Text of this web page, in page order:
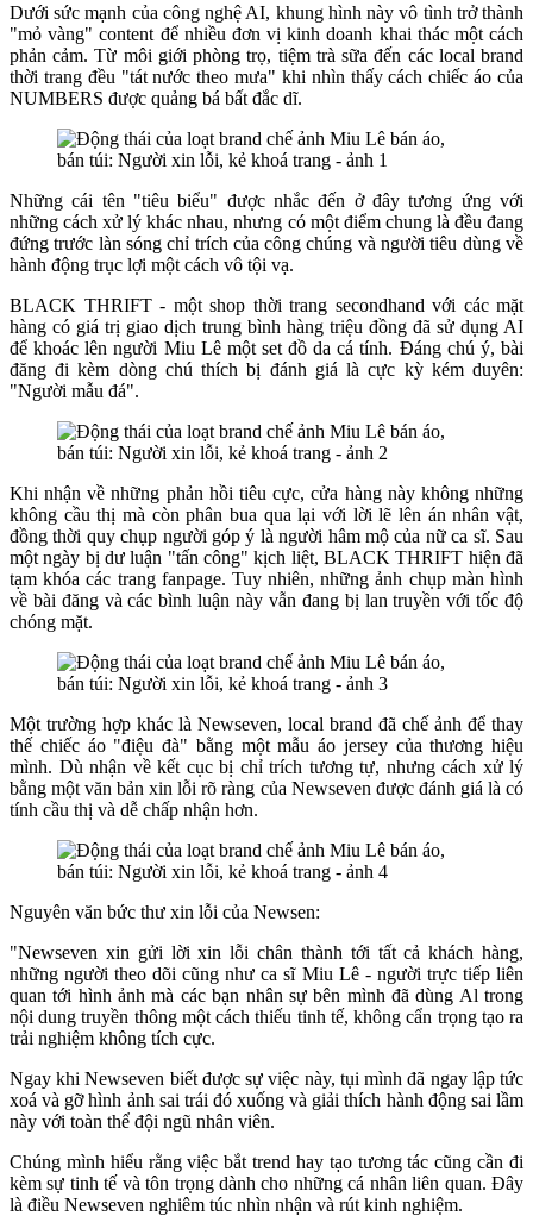
Dưới sức mạnh của công nghệ AI, khung hình này vô tình trở thành
"mỏ vàng" content để nhiều đơn vị kinh doanh khai thác một cách
phản cảm. Từ môi giới phòng trọ, tiệm trà sữa đến các local brand
thời trang đều "tát nước theo mưa" khi nhìn thấy cách chiếc áo của
NUMBERS được quảng bá bất đắc dĩ.
Những cái tên "tiêu biểu" được nhắc đến ở đây tương ứng với
những cách xử lý khác nhau, nhưng có một điểm chung là đều đang
đứng trước làn sóng chỉ trích của công chúng và người tiêu dùng về
hành động trục lợi một cách vô tội vạ.
BLACK THRIFT - một shop thời trang secondhand với các mặt
hàng có giá trị giao dịch trung bình hàng triệu đồng đã sử dụng AI
để khoác lên người Miu Lê một set đồ da cá tính. Đáng chú ý, bài
đăng đi kèm dòng chú thích bị đánh giá là cực kỳ kém duyên:
"Người mẫu đá".
Khi nhận về những phản hồi tiêu cực, cửa hàng này không những
không cầu thị mà còn phân bua qua lại với lời lẽ lên án nhân vật,
đồng thời quy chụp người góp ý là người hâm mộ của nữ ca sĩ. Sau
một ngày bị dư luận "tấn công" kịch liệt, BLACK THRIFT hiện đã
tạm khóa các trang fanpage. Tuy nhiên, những ảnh chụp màn hình
về bài đăng và các bình luận này vẫn đang bị lan truyền với tốc độ
chóng mặt.
Một trường hợp khác là Newseven, local brand đã chế ảnh để thay
thế chiếc áo "điệu đà" bằng một mẫu áo jersey của thương hiệu
mình. Dù nhận về kết cục bị chỉ trích tương tự, nhưng cách xử lý
bằng một văn bản xin lỗi rõ ràng của Newseven được đánh giá là có
tính cầu thị và dễ chấp nhận hơn.
Nguyên văn bức thư xin lỗi của Newsen:
"Newseven xin gửi lời xin lỗi chân thành tới tất cả khách hàng,
những người theo dõi cũng như ca sĩ Miu Lê - người trực tiếp liên
quan tới hình ảnh mà các bạn nhân sự bên mình đã dùng Al trong
nội dung truyền thông một cách thiếu tinh tế, không cẩn trọng tạo ra
trải nghiệm không tích cực.
Ngay khi Newseven biết được sự việc này, tụi mình đã ngay lập tức
xoá và gỡ hình ảnh sai trái đó xuống và giải thích hành động sai lầm
này với toàn thể đội ngũ nhân viên.
Chúng mình hiểu rằng việc bắt trend hay tạo tương tác cũng cần đi
kèm sự tinh tế và tôn trọng dành cho những cá nhân liên quan. Đây
là điều Newseven nghiêm túc nhìn nhận và rút kinh nghiệm.